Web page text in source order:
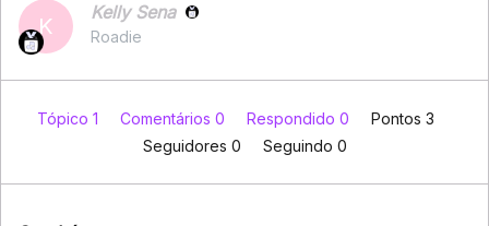
K
Kelly Sena
Roadie
Tópico 1 Comentários 0 Respondido 0
Pontos 3
Seguidores 0 Seguindo 0